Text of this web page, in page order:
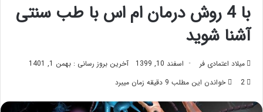
با 4 روش درمان ام اس با طب سنتی
آشنا شوید
میلاد اعتمادی فر اسفند 10, 1399
آخرین بروز رسانی : بهمن 1, 1401
2
خواندن این مطلب 9 دقیقه زمان میبرد